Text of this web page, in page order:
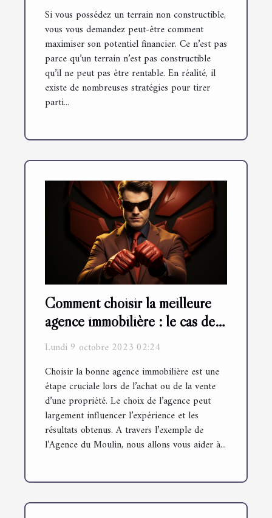
Si vous possédez un terrain non constructible,
vous vous demandez peut-être comment
maximiser son potentiel financier. Ce n’est pas
parce qu’un terrain n’est pas constructible
qu’il ne peut pas être rentable. En réalité, il
existe de nombreuses stratégies pour tirer
parti...
Comment choisir la meilleure
agence immobilière : le cas de
l'Agence du Moulin
Lundi 9 octobre 2023 02:24
Choisir la bonne agence immobilière est une
étape cruciale lors de l’achat ou de la vente
d’une propriété. Le choix de l’agence peut
largement influencer l’expérience et les
résultats obtenus. A travers l’exemple de
l’Agence du Moulin, nous allons vous aider à...